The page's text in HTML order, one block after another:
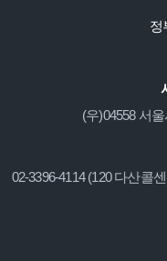
정
(우)04558 서
02-3396-4114 (120 다산콜